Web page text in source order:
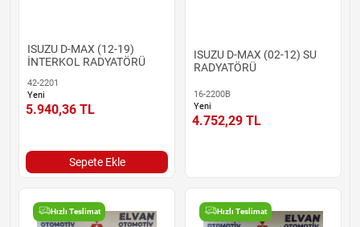
ISUZU D-MAX (12-19)
İNTERKOL RADYATÖRÜ
42-2201
Yeni
5.940,36 TL
Sepete Ekle
ISUZU D-MAX (02-12) SU
RADYATÖRÜ
16-2200B
Yeni
4.752,29 TL
Hızlı Teslimat Hızlı Teslimat